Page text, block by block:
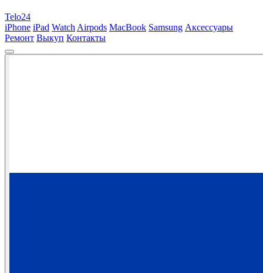
Telo24
iPhone iPad Watch Airpods MacBook Samsung Аксессуары
Ремонт Выкуп Контакты